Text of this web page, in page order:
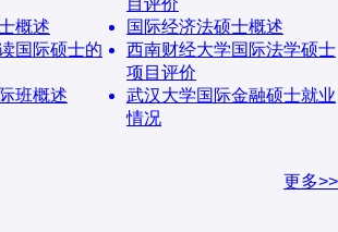
目评价
概述
国际经济法硕士概述
国际硕士的
西南财经大学国际法学硕士
项目评价
班概述
武汉大学国际金融硕士就业
情况
更多>>